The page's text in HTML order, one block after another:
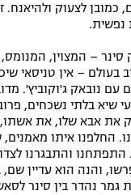
1
לבית עסק
הערוצים
כמובן לצעוק ולהיאנח.
נפשית.
סינר – המצוין,
– אין טניסאי
עם נובאק ג'וקוביץ'.
שיא בלתי נשכחים,
את אבא שלו, את אשתו,
החלפנו איתו
התפתחנו והתבגרנו
והנה הוא עדיין
גמר נהדר בין סינר